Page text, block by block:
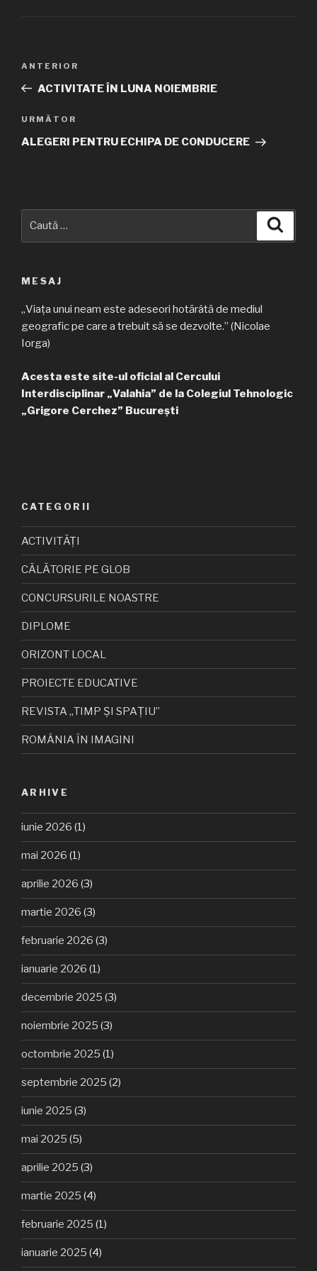
Articolul
anterior
ANTERIOR
ACTIVITATE ÎN LUNA NOIEMBRIE
Articolul
următor
URMĂTOR
ALEGERI PENTRU ECHIPA DE CONDUCERE
MESAJ
„Viața unui neam este adeseori hotărâtă de mediul
geografic pe care a trebuit să se dezvolte.” (Nicolae
Iorga)
Acesta este site-ul oficial al Cercului
Interdisciplinar „Valahia” de la Colegiul Tehnologic
„Grigore Cerchez” București
CATEGORII
ACTIVITĂȚI
CĂLĂTORIE PE GLOB
CONCURSURILE NOASTRE
DIPLOME
ORIZONT LOCAL
PROIECTE EDUCATIVE
REVISTA „TIMP ȘI SPAȚIU”
ROMÂNIA ÎN IMAGINI
ARHIVE
iunie 2026 (1)
mai 2026 (1)
aprilie 2026 (3)
martie 2026 (3)
februarie 2026 (3)
ianuarie 2026 (1)
decembrie 2025 (3)
noiembrie 2025 (3)
octombrie 2025 (1)
septembrie 2025 (2)
iunie 2025 (3)
mai 2025 (5)
aprilie 2025 (3)
martie 2025 (4)
februarie 2025 (1)
ianuarie 2025 (4)